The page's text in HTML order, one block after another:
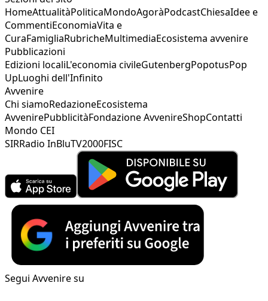
HomeAttualitàPoliticaMondoAgoràPodcastChiesaIdee e
CommentiEconomiaVita e
CuraFamigliaRubricheMultimediaEcosistema avvenire
Pubblicazioni
Edizioni localiL'economia civileGutenbergPopotusPop
UpLuoghi dell'Infinito
Avvenire
Chi siamoRedazioneEcosistema
AvvenirePubblicitàFondazione AvvenireShopContatti
Mondo CEI
SIRRadio InBluTV2000FISC
Segui Avvenire su